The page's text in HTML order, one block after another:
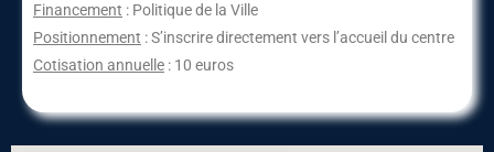
Financement : Politique de la Ville
Positionnement : S’inscrire directement vers l’accueil du centre
Cotisation annuelle : 10 euros